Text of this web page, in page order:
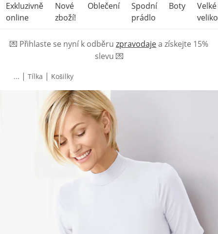
Exkluzivně
online
Nové
zboží!
Oblečení
Spodní
prádlo
Boty
Velké
💌 Přihlaste se nyní k odběru zpravodajea získejte 15%
slevu 💌
... | Tílka | Košilky